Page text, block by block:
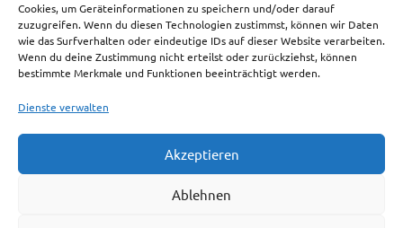
Cookies, um Geräteinformationen zu speichern und/oder darauf
zuzugreifen. Wenn du diesen Technologien zustimmst, können wir Daten
wie das Surfverhalten oder eindeutige IDs auf dieser Website verarbeiten.
Wenn du deine Zustimmung nicht erteilst oder zurückziehst, können
bestimmte Merkmale und Funktionen beeinträchtigt werden.
Dienste verwalten
Akzeptieren
Ablehnen
NEWSLETTERANMELDUNG
Impressum